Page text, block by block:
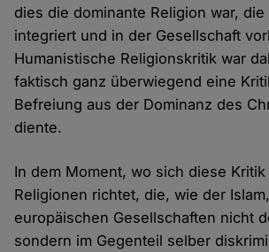
dies die dominante Religion war,
integriert und in der Gesellschaft
Humanistische Religionskritik war
faktisch ganz überwiegend eine
Befreiung aus der Dominanz des
diente.
In dem Moment, wo sich diese
Religionen richtet, die, wie der
europäischen Gesellschaften nicht
sondern im Gegenteil selber